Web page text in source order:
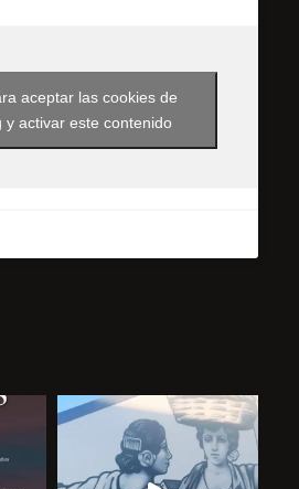
aceptar las cookies de
y activar este contenido